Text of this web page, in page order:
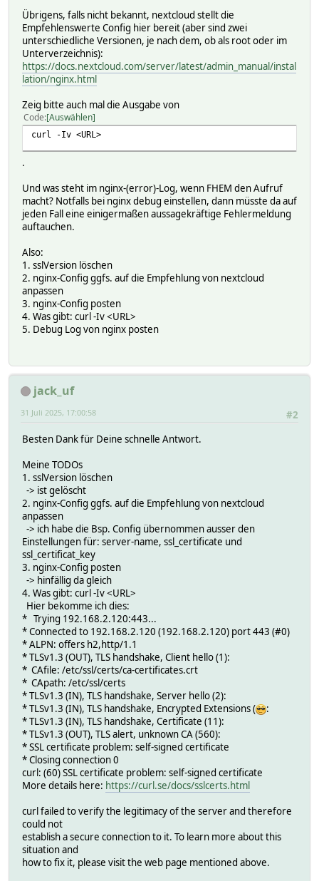
Übrigens, falls nicht bekannt, nextcloud stellt die
Empfehlenswerte Config hier bereit (aber sind zwei
unterschiedliche Versionen, je nach dem, ob als root oder im
Unterverzeichnis):
https://docs.nextcloud.com/server/latest/admin_manual/instal
lation/nginx.html
Zeig bitte auch mal die Ausgabe von
Code Auswählen
curl -Iv <URL>
.
Und was steht im nginx-(error)-Log, wenn FHEM den Aufruf
macht? Notfalls bei nginx debug einstellen, dann müsste da auf
jeden Fall eine einigermaßen aussagekräftige Fehlermeldung
auftauchen.
Also:
1. sslVersion löschen
2. nginx-Config ggfs. auf die Empfehlung von nextcloud
anpassen
3. nginx-Config posten
4. Was gibt: curl -Iv <URL>
5. Debug Log von nginx posten
jack_uf
#2
31 Juli 2025, 17:00:58
Besten Dank für Deine schnelle Antwort.
Meine TODOs
1. sslVersion löschen
-> ist gelöscht
2. nginx-Config ggfs. auf die Empfehlung von nextcloud
anpassen
-> ich habe die Bsp. Config übernommen ausser den
Einstellungen für: server-name, ssl_certificate und
ssl_certificat_key
3. nginx-Config posten
-> hinfällig da gleich
4. Was gibt: curl -Iv <URL>
Hier bekomme ich dies:
* Trying 192.168.2.120:443...
* Connected to 192.168.2.120 (192.168.2.120) port 443 (#0)
* ALPN: offers h2,http/1.1
* TLSv1.3 (OUT), TLS handshake, Client hello (1):
* CAfile: /etc/ssl/certs/ca-certificates.crt
* CApath: /etc/ssl/certs
* TLSv1.3 (IN), TLS handshake, Server hello (2):
* TLSv1.3 (IN), TLS handshake, Encrypted Extensions (
:
* TLSv1.3 (IN), TLS handshake, Certificate (11):
* TLSv1.3 (OUT), TLS alert, unknown CA (560):
* SSL certificate problem: self-signed certificate
* Closing connection 0
curl: (60) SSL certificate problem: self-signed certificate
More details here: https://curl.se/docs/sslcerts.html
curl failed to verify the legitimacy of the server and therefore
could not
establish a secure connection to it. To learn more about this
situation and
how to fix it, please visit the web page mentioned above.